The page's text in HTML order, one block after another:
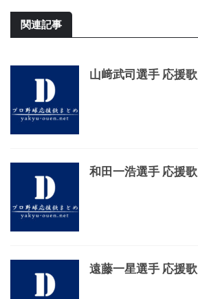
関連記事
山﨑武司選手 応援歌
和田一浩選手 応援歌
遠藤一星選手 応援歌